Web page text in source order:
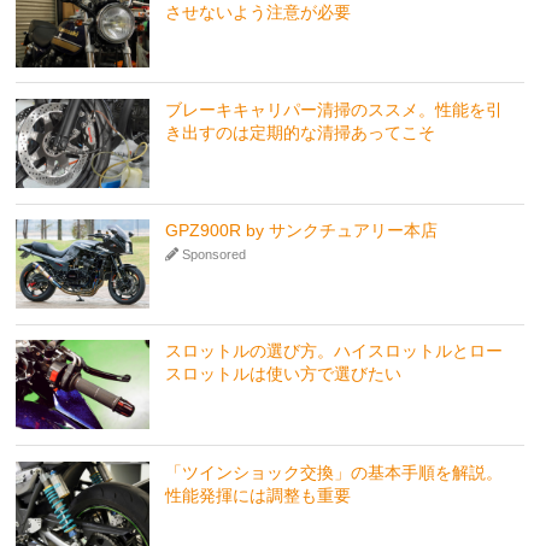
させないよう注意が必要
ブレーキキャリパー清掃のススメ。性能を引
き出すのは定期的な清掃あってこそ
GPZ900R by サンクチュアリー本店
Sponsored
スロットルの選び方。ハイスロットルとロー
スロットルは使い方で選びたい
「ツインショック交換」の基本手順を解説。
性能発揮には調整も重要